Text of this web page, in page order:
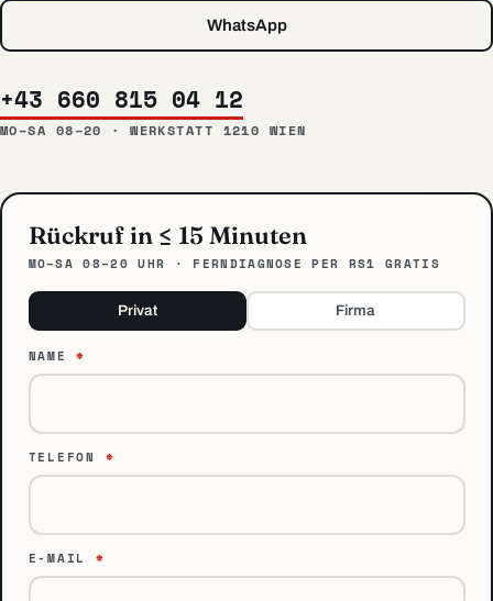
WhatsApp
+43 660 815 04 12
MO–SA 08–20 · WERKSTATT 1210 WIEN
Rückruf in ≤ 15 Minuten
MO–SA 08–20 UHR · FERNDIAGNOSE PER RS1 GRATIS
Privat Firma
NAME*
TELEFON *
E-MAIL *